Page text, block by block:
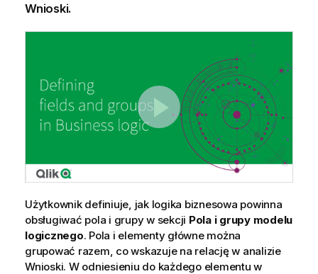
Wnioski.
Użytkownik definiuje, jak logika biznesowa powinna
obsługiwać pola i grupy w sekcji Pola i grupy modelu
logicznego. Pola i elementy główne można
grupować razem, co wskazuje na relację w analizie
Wnioski. W odniesieniu do każdego elementu w